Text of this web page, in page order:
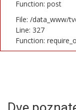
Function: post
File: /data_www/
Line: 327
Function:
Register